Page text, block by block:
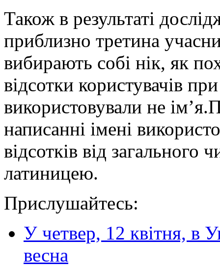
Також в результаті
приблизно третина
вибирають собі нік, як
відсотки користувачів
використовували не
написанні імені
відсотків від загального
латиницею.
Прислушайтесь:
У четвер, 12 квітня, в
весна